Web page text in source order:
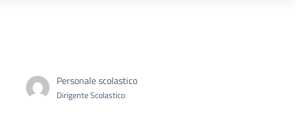
Personale scolastico
Dirigente Scolastico